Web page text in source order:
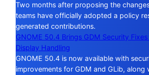
Two months after proposing the
teams have officially adopted a policy
generated contributions.
GNOME 50.4 Brings GDM Security
Display Handling
GNOME 50.4 is now available with
improvements for GDM and GLib, along